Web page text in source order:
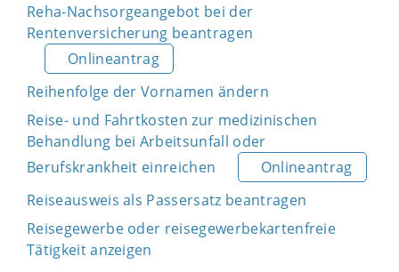
Reha-Nachsorgeangebot bei der
Rentenversicherung beantragen
Onlineantrag
Reihenfolge der Vornamen ändern
Reise- und Fahrtkosten zur medizinischen
Behandlung bei Arbeitsunfall oder
Berufskrankheit einreichen
Onlineantrag
Reiseausweis als Passersatz beantragen
Reisegewerbe oder reisegewerbekartenfreie
Tätigkeit anzeigen